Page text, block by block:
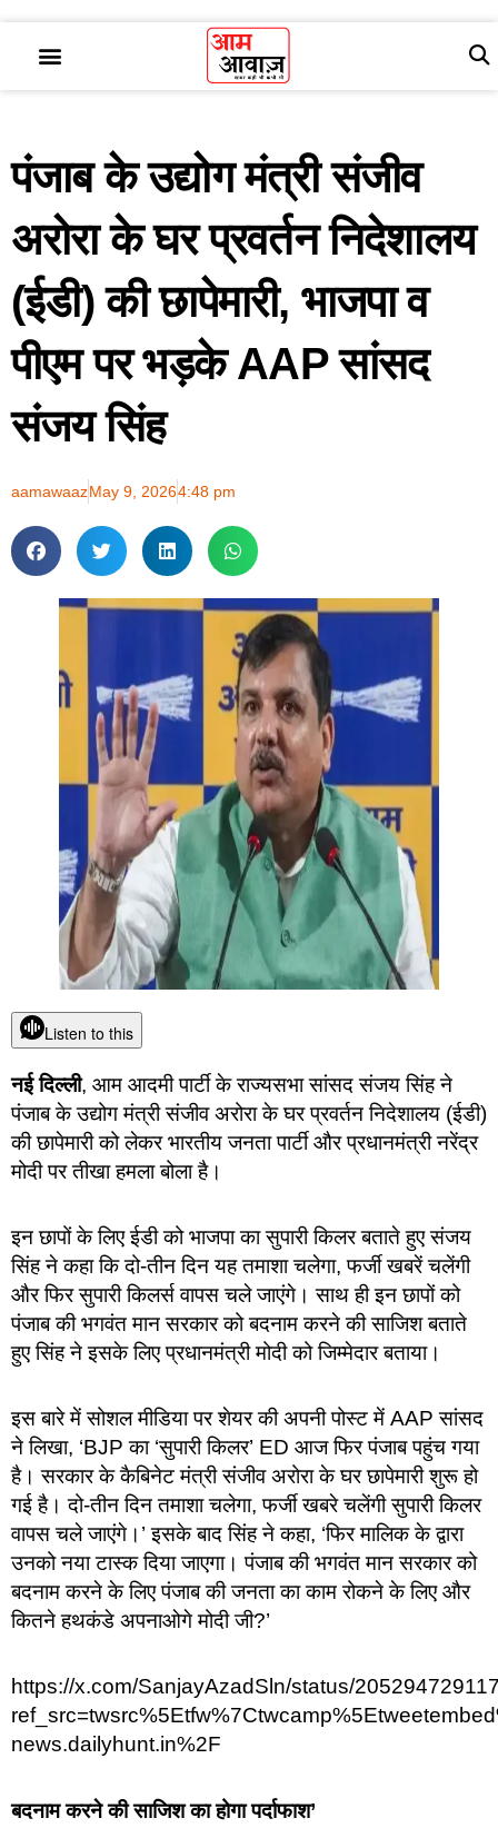
पंजाब के उद्योग मंत्री संजीव
अरोरा के घर प्रवर्तन निदेशालय
(ईडी) की छापेमारी, भाजपा व
पीएम पर भड़के AAP सांसद
संजय सिंह
aamawaazMay 9, 20264:48 pm
Listen to this
नई दिल्ली, आम आदमी पार्टी के राज्यसभा सांसद संजय सिंह ने
पंजाब के उद्योग मंत्री संजीव अरोरा के घर प्रवर्तन निदेशालय (ईडी)
की छापेमारी को लेकर भारतीय जनता पार्टी और प्रधानमंत्री नरेंद्र
मोदी पर तीखा हमला बोला है।
इन छापों के लिए ईडी को भाजपा का सुपारी किलर बताते हुए संजय
सिंह ने कहा कि दो-तीन दिन यह तमाशा चलेगा, फर्जी खबरें चलेंगी
और फिर सुपारी किलर्स वापस चले जाएंगे। साथ ही इन छापों को
पंजाब की भगवंत मान सरकार को बदनाम करने की साजिश बताते
हुए सिंह ने इसके लिए प्रधानमंत्री मोदी को जिम्मेदार बताया।
इस बारे में सोशल मीडिया पर शेयर की अपनी पोस्ट में AAP सांसद
ने लिखा, ‘BJP का ‘सुपारी किलर’ ED आज फिर पंजाब पहुंच गया
है। सरकार के कैबिनेट मंत्री संजीव अरोरा के घर छापेमारी शुरू हो
गई है। दो-तीन दिन तमाशा चलेगा, फर्जी खबरे चलेंगी सुपारी किलर
वापस चले जाएंगे।’ इसके बाद सिंह ने कहा, ‘फिर मालिक के द्वारा
उनको नया टास्क दिया जाएगा। पंजाब की भगवंत मान सरकार को
बदनाम करने के लिए पंजाब की जनता का काम रोकने के लिए और
कितने हथकंडे अपनाओगे मोदी जी?’
https://x.com/SanjayAzadSln/status/
news.dailyhunt.in%2F
बदनाम करने की साजिश का होगा पर्दाफाश’